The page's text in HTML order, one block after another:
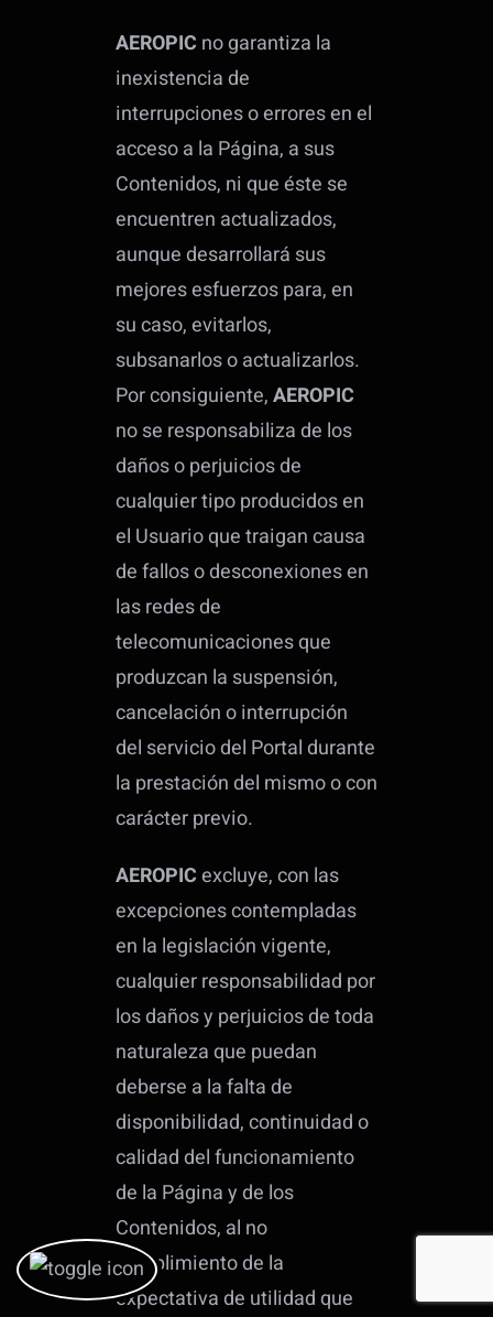
AEROPIC no garantiza la
inexistencia de
interrupciones o errores en el
acceso a la Página, a sus
Contenidos, ni que éste se
encuentren actualizados,
aunque desarrollará sus
mejores esfuerzos para, en
su caso, evitarlos,
subsanarlos o actualizarlos.
Por consiguiente,AEROPIC
no se responsabiliza de los
daños o perjuicios de
cualquier tipo producidos en
el Usuario que traigan causa
de fallos o desconexiones en
las redes de
telecomunicaciones que
produzcan la suspensión,
cancelación o interrupción
del servicio del Portal durante
la prestación del mismo o con
carácter previo.
AEROPICexcluye, con las
excepciones contempladas
en la legislación vigente,
cualquier responsabilidad por
los daños y perjuicios de toda
naturaleza que puedan
deberse a la falta de
disponibilidad, continuidad o
calidad del funcionamiento
de la Página y de los
Contenidos, al no
cumplimiento de la
expectativa de utilidad que